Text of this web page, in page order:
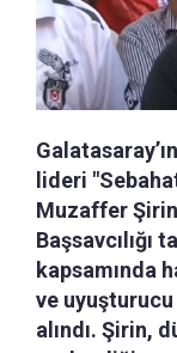
lideri
Muzaffer
Başsavcılığı
kapsamında
ve
alındı. Şirin,